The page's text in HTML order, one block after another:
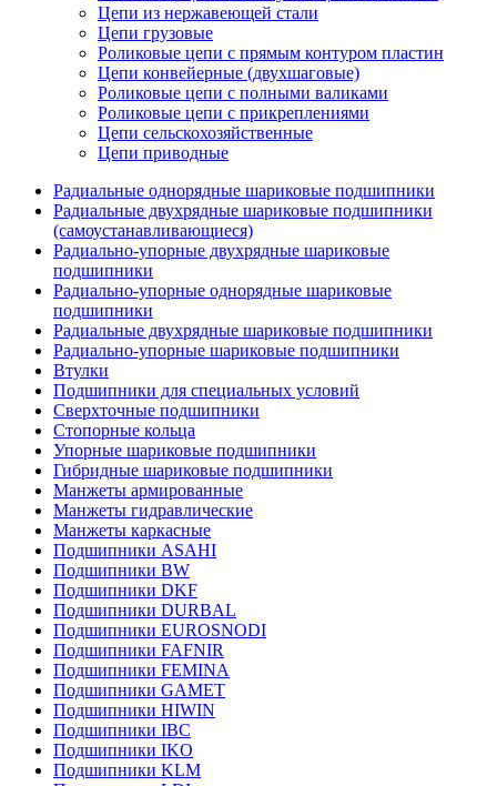
Цепи из нержавеющей стали
Цепи грузовые
Роликовые цепи с прямым контуром пластин
Цепи конвейерные (двухшаговые)
Роликовые цепи с полными валиками
Роликовые цепи с прикреплениями
Цепи сельскохозяйственные
Цепи приводные
Радиальные однорядные шариковые подшипники
Радиальные двухрядные шариковые подшипники
(самоустанавливающиеся)
Радиально-упорные двухрядные шариковые
подшипники
Радиально-упорные однорядные шариковые
подшипники
Радиальные двухрядные шариковые подшипники
Радиально-упорные шариковые подшипники
Втулки
Подшипники для специальных условий
Сверхточные подшипники
Стопорные кольца
Упорные шариковые подшипники
Гибридные шариковые подшипники
Манжеты армированные
Манжеты гидравлические
Манжеты каркасные
Подшипники ASAHI
Подшипники BW
Подшипники DKF
Подшипники DURBAL
Подшипники EUROSNODI
Подшипники FAFNIR
Подшипники FEMINA
Подшипники GAMET
Подшипники HIWIN
Подшипники IBC
Подшипники IKO
Подшипники KLM